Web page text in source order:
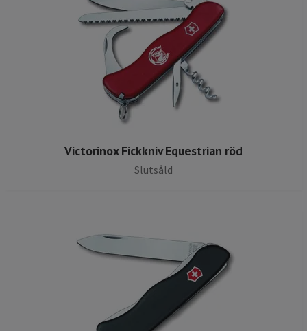
Victorinox Fickkniv Equestrian röd
Slutsåld